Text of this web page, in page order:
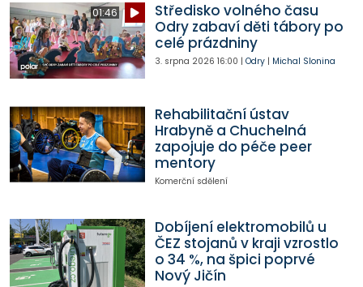
01:46
Středisko volného času
Odry zabaví děti tábory po
celé prázdniny
3. srpna 2026 16:00 | Odry| Michal Slonina
Rehabilitační ústav
Hrabyně a Chuchelná
zapojuje do péče peer
mentory
Komerční sdělení
Dobíjení elektromobilů u
ČEZ stojanů v kraji vzrostlo
o 34 %, na špici poprvé
Nový Jičín